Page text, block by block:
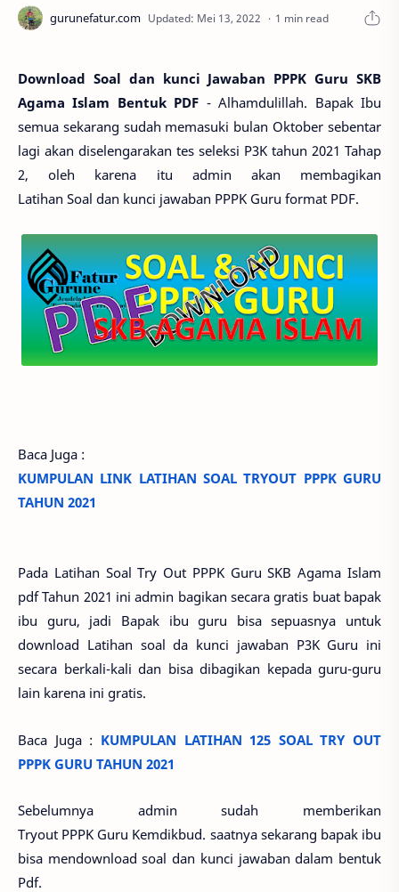
1 min read
Download Soal dan kunci Jawaban PPPK Guru SKB
Agama Islam Bentuk PDF - Alhamdulillah. Bapak Ibu
semua sekarang sudah memasuki bulan Oktober sebentar
lagi akan diselengarakan tes seleksi P3K tahun 2021 Tahap
2, oleh karena itu admin akan membagikan
Latihan Soal dan kunci jawaban PPPK Guru format PDF.
Baca Juga :
KUMPULAN LINK LATIHAN SOAL TRYOUT PPPK GURU
TAHUN 2021
Pada Latihan Soal Try Out PPPK Guru SKB Agama Islam
pdf Tahun 2021 ini admin bagikan secara gratis buat bapak
ibu guru, jadi Bapak ibu guru bisa sepuasnya untuk
download Latihan soal da kunci jawaban P3K Guru ini
secara berkali-kali dan bisa dibagikan kepada guru-guru
lain karena ini gratis.
Baca Juga : KUMPULAN LATIHAN 125 SOAL TRY OUT
PPPK GURU TAHUN 2021
Sebelumnya admin sudah memberikan
Tryout PPPK Guru Kemdikbud. saatnya sekarang bapak ibu
bisa mendownload soal dan kunci jawaban dalam bentuk
Pdf.